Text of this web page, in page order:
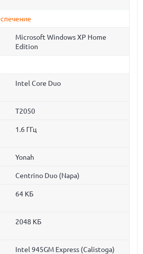
Microsoft Windows XP Home
Edition
Intel Core Duo
T2050
1.6 ГГц
Yonah
Centrino Duo (Napa)
64 КБ
2048 КБ
Intel 945GM Express (Calistoga)